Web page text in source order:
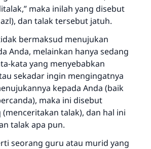
maka inilah yang disebut
), dan talak tersebut jatuh.
bermaksud menujukan
Anda, melainkan hanya sedang
kata yang menyebabkan
sekadar ingin mengingatnya
kepada Anda (baik
maka ini disebut
(menceritakan talak), dan hal ini
talak apa pun.
seorang guru atau murid yang
pernikahan.
memberikan jawaban untuk umat
Rasulullah ﷺ bersabda
menunjukkan suatu kebaikan,
mendapatkan pahala yang
orang yang melakukannya"
MUSLIM, 1893
Saham